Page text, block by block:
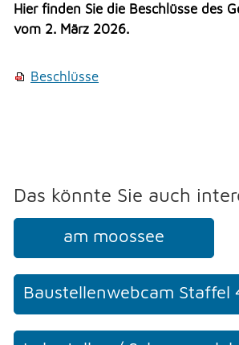
Veranstaltungen
Überbauung Moosbühl
FREIZEIT
Hier finden Sie die Beschlüsse des
vom 2. März 2026.
Beschlüsse
Das könnte Sie auch
am moossee
Baustellenwebcam Staffel